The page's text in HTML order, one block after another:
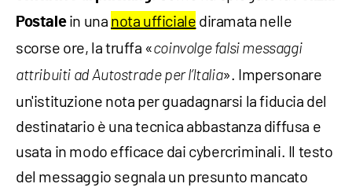
Postalein una nota ufficiale diramata nelle
scorse ore, la truffa «coinvolge falsi messaggi
attribuiti ad Autostrade per l’Italia». Impersonare
un'istituzione nota per guadagnarsi la fiducia del
destinatario è una tecnica abbastanza diffusa e
usata in modo efficace dai cybercriminali. Il testo
del messaggio segnala un presunto mancato